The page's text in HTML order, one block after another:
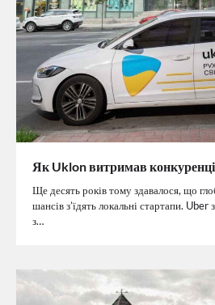
Як Uklon витримав
Ще десять років тому здавалося, що
шансів з’їдять локальні стартапи.
з…